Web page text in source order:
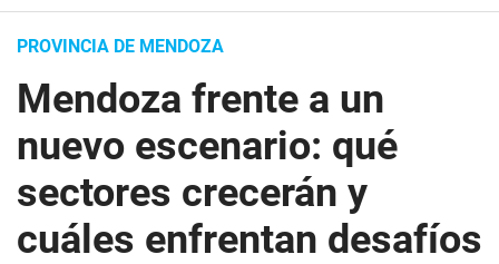
PROVINCIA DE MENDOZA
Mendoza frente a un
nuevo escenario: qué
sectores crecerán y
cuáles enfrentan desafíos